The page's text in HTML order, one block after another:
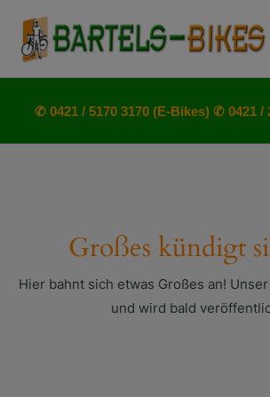
Inhalt
springen
✆ 0421 / 5170 3170 (E-Bikes) ✆ 0421 /
Großes kündigt
Hier bahnt sich etwas Großes an!
und wird bald